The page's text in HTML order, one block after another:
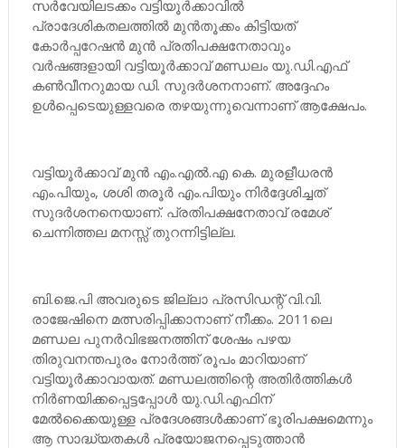
സര്‍വേയിലടക്കം വട്ടിയൂര്‍ക്കാവില്‍
പ്രാദേശികതലത്തില്‍ മുന്‍തൂക്കം കിട്ടിയത്
കോര്‍പ്പറേഷന്‍ മുന്‍ പ്രതിപക്ഷനേതാവും
വര്‍ഷങ്ങളായി വട്ടിയൂര്‍ക്കാവ് മണ്ഡലം യു.ഡി.എഫ്
കണ്‍വീനറുമായ ഡി. സുദര്‍ശനനാണ്. അദ്ദേഹം
ഉള്‍പ്പെടെയുള്ളവരെ തഴയുന്നുവെന്നാണ് ആക്ഷേപം.
വട്ടിയൂര്‍ക്കാവ് മുന്‍ എം.എല്‍.എ കെ. മുരളീധരന്‍
എം.പിയും, ശശി തരൂര്‍ എം.പിയും നിര്‍ദ്ദേശിച്ചത്
സുദര്‍ശനനെയാണ്. പ്രതിപക്ഷനേതാവ് രമേശ്
ചെന്നിത്തല മനസ്സ് തുറന്നിട്ടില്ല.
ബി.ജെ.പി അവരുടെ ജില്ലാ പ്രസിഡന്റ് വി.വി.
രാജേഷിനെ മത്സരിപ്പിക്കാനാണ് നീക്കം. 2011ലെ
മണ്ഡല പുനര്‍വിഭജനത്തിന് ശേഷം പഴയ
തിരുവനന്തപുരം നോര്‍ത്ത് രൂപം മാറിയാണ്
വട്ടിയൂര്‍ക്കാവായത്. മണ്ഡലത്തിന്റെ അതിര്‍ത്തികള്‍
നിര്‍ണയിക്കപ്പെട്ടപ്പോള്‍ യു.ഡി.എഫിന്
മേല്‍ക്കൈയുള്ള പ്രദേശങ്ങള്‍ക്കാണ് ഭൂരിപക്ഷമെന്നും
ആ സാദ്ധ്യതകള്‍ പ്രയോജനപ്പെടുത്താന്‍